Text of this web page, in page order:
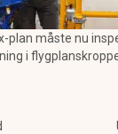
plan måste nu
i